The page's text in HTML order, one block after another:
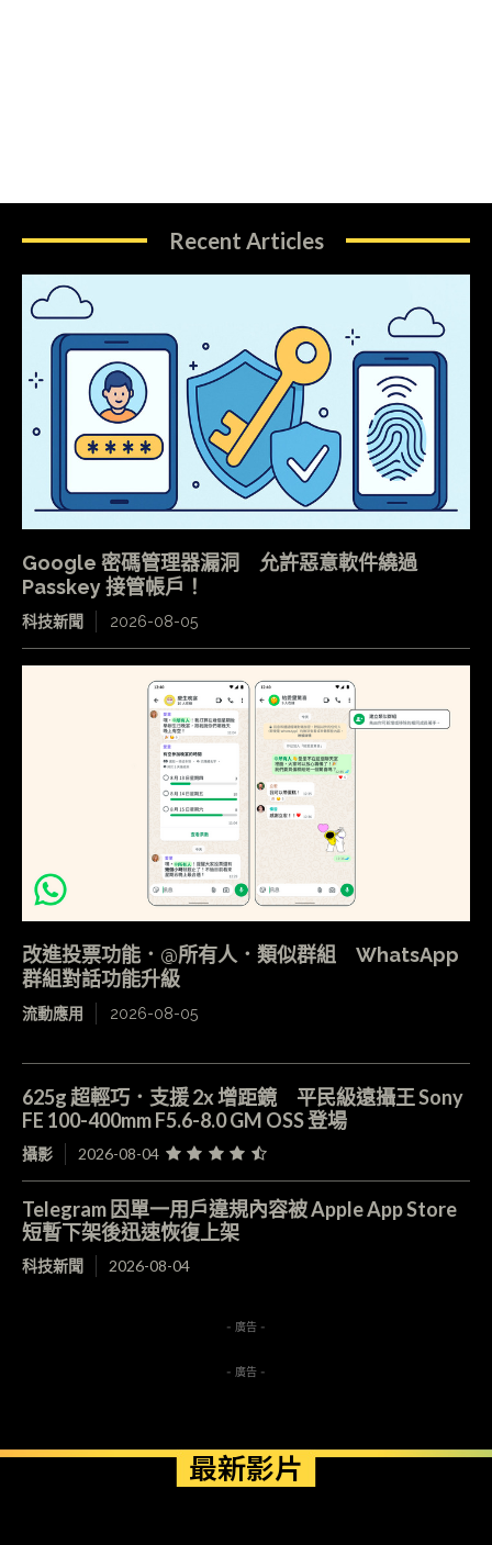
Recent Articles
Google 密碼管理器漏洞 允許惡意軟件繞過
Passkey 接管帳戶！
科技新聞 2026-08-05
改進投票功能．@所有人．類似群組 WhatsApp
群組對話功能升級
流動應用 2026-08-05
625g 超輕巧．支援 2x 增距鏡 平民級遠攝王 Sony
FE 100-400mm F5.6-8.0 GM OSS 登場
攝影 2026-08-04
Telegram 因單一用戶違規內容被 Apple App Store
短暫下架後迅速恢復上架
科技新聞 2026-08-04
- 廣告 -
- 廣告 -
最新影片